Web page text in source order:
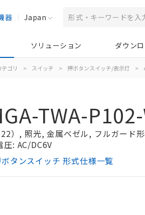
器 Japan
ソリューション ダウン
ゴリ > スイッチ > 押ボタンスイッチ/表示灯 >
TWA-
）, 照光, 金属ベゼル, フルガード
圧: AC/DC6V
タンスイッチ 形式仕様一覧